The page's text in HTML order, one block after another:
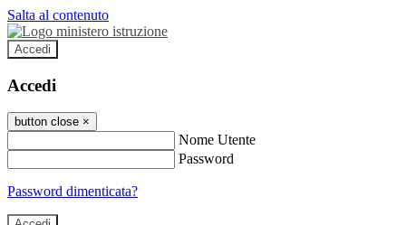
Salta al contenuto
Accedi
Accedi
button close ×
Nome Utente
Password
Password dimenticata?